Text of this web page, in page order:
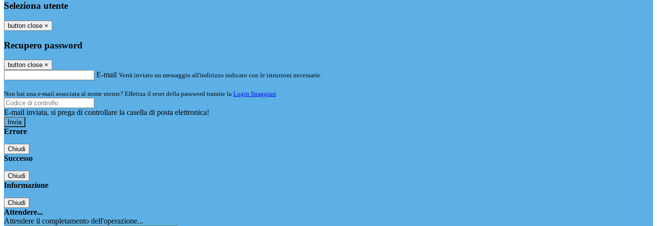
Seleziona utente
button close ×
Recupero password
button close ×
E-mail Verrà inviato un messaggio all'indirizzo indicato con le istruzioni necessarie.
Non hai una e-mail associata al nome utente? Effettua il reset della password tramite la Login Spaggiari
E-mail inviata, si prega di controllare la casella di posta elettronica!
Errore
Chiudi
Successo
Chiudi
Informazione
Chiudi
Attendere...
Attendere il completamento dell'operazione...